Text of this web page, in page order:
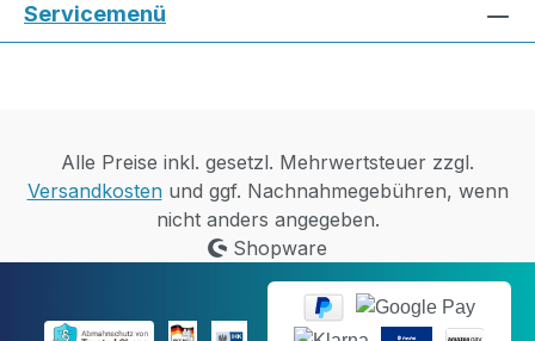
Servicemenü
Alle Preise inkl. gesetzl. Mehrwertsteuer zzgl.
Versandkostenund ggf. Nachnahmegebühren, wenn
nicht anders angegeben.
Shopware